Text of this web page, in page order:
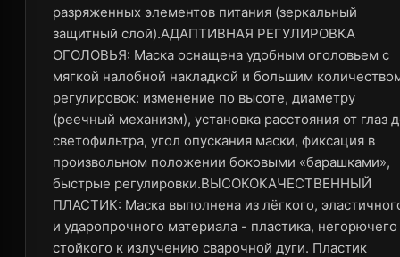
разряженных элементов питания (зеркальный
защитный слой).АДАПТИВНАЯ РЕГУЛИРОВКА
ОГОЛОВЬЯ: Маска оснащена удобным оголовьем c
мягкой налобной накладкой и большим
регулировок: изменение по высоте, диаметру
(реечный механизм), установка расстояния от глаз
светофильтра, угол опускания маски, фиксация в
произвольном положении боковыми «барашками»,
быстрые регулировки.ВЫСОКОКАЧЕСТВЕННЫЙ
ПЛАСТИК: Маска выполнена из лёгкого,
и ударопрочного материала - пластика,
стойкого к излучению сварочной дуги. Пластик